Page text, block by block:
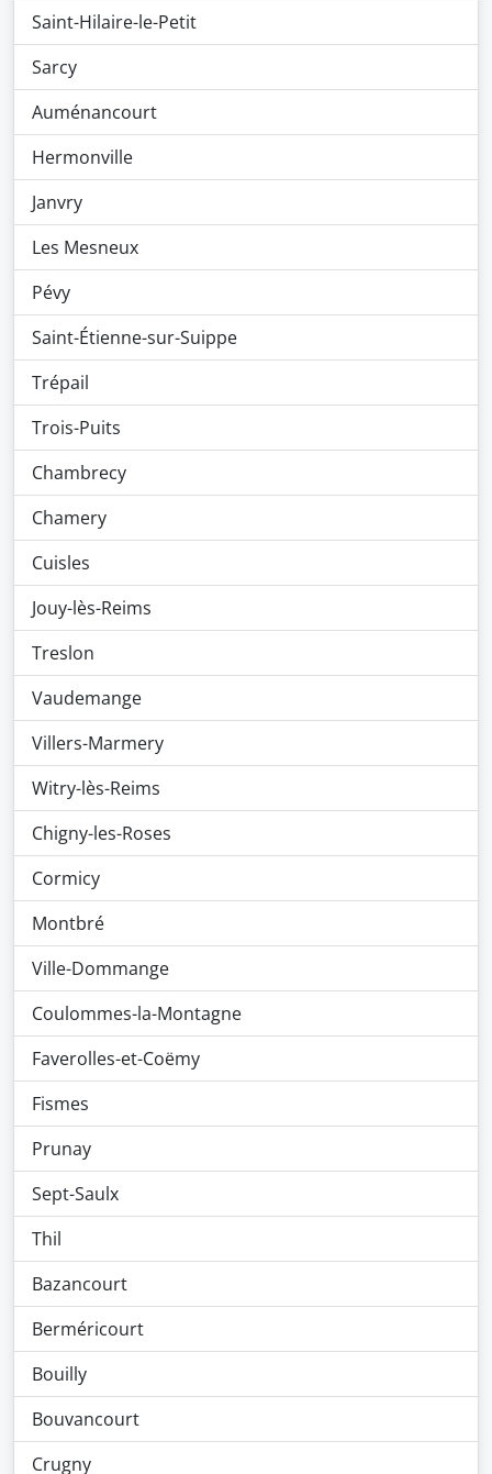
Saint-Hilaire-le-Petit
Sarcy
Auménancourt
Hermonville
Janvry
Les Mesneux
Pévy
Saint-Étienne-sur-Suippe
Trépail
Trois-Puits
Chambrecy
Chamery
Cuisles
Jouy-lès-Reims
Treslon
Vaudemange
Villers-Marmery
Witry-lès-Reims
Chigny-les-Roses
Cormicy
Montbré
Ville-Dommange
Coulommes-la-Montagne
Faverolles-et-Coëmy
Fismes
Prunay
Sept-Saulx
Thil
Bazancourt
Berméricourt
Bouilly
Bouvancourt
Crugny